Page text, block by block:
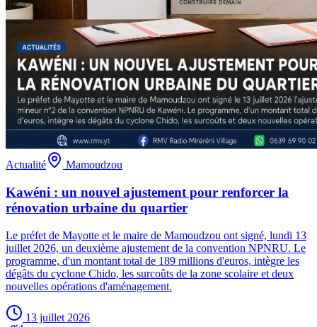
Actualité Mamoudzou
Kawéni : un nouvel ajustement pour renforcer la
rénovation urbaine du quartier
Le préfet de Mayotte et le maire de Mamoudzou ont signé, lundi 13
juillet 2026, un deuxième ajustement de la convention NPNRU. Le
programme, d'un montant total de 189 millions d'euros, intègre les
dégâts du cyclone Chido, les surcoûts de la zone scolaire et deux
nouvelles opérations d'aménagement.
13 juillet 2026